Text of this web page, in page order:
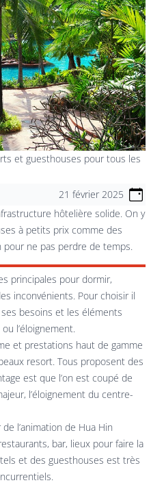
et guesthouses pour tous les
21 février 2025
hôtelière solide. On y
à petits prix comme des
ne pas perdre de temps.
principales pour dormir,
inconvénients. Pour choisir il
besoins et les éléments
l’éloignement.
et prestations haut de gamme
resort. Tous proposent des
est que l’on est coupé de
l’éloignement du centre-
l’animation de Hua Hin
bar, lieux pour faire la
et des guesthouses est très